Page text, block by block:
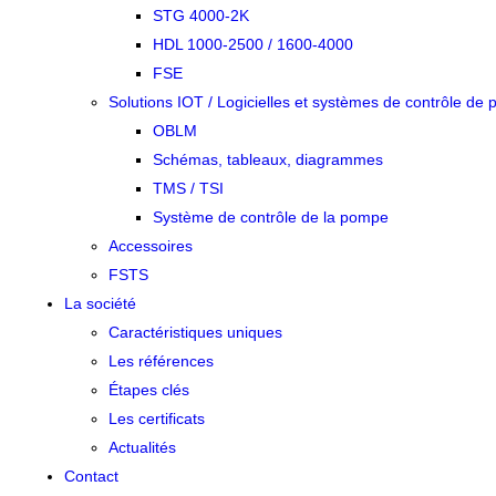
STG 4000-2K
HDL 1000-2500 / 1600-4000
FSE
Solutions IOT / Logicielles et systèmes de contrôle de
OBLM
Schémas, tableaux, diagrammes
TMS / TSI
Système de contrôle de la pompe
Accessoires
FSTS
La société
Caractéristiques uniques
Les références
Étapes clés
Les certificats
Actualités
Contact